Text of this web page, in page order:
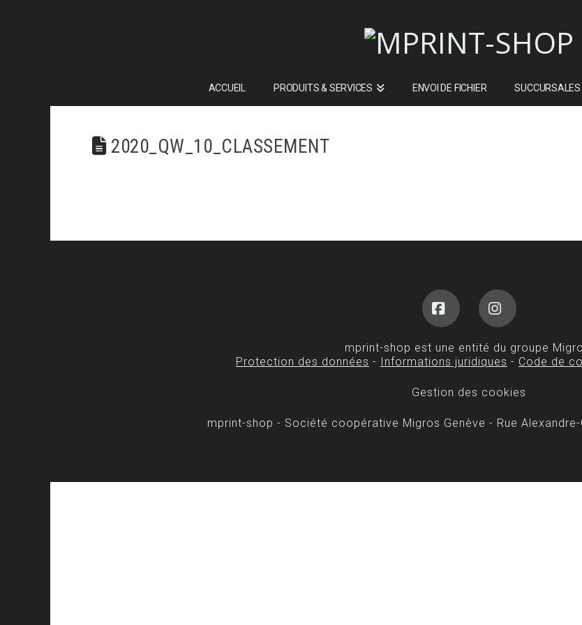
ACCUEIL PRODUITS & SERVICES ENVOI DE FICHIER SUCCURSALES
2020_QW_10_CLASSEMENT
FacebookInstagram
mprint-shop est une entité du groupe
Protection des données - Informations juridiques - Code de
Gestion des cookies
mprint-shop - Société coopérative Migros Genève - Rue